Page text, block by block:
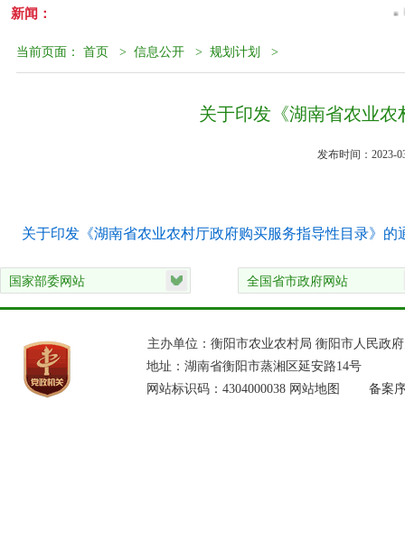
新闻：
当前页面： 首页 > 信息公开 > 规划计划 >
关于印发《湖南省农业
发布时间：2023-
关于印发《湖南省农业农村厅政府购买服务指导性目录》的
主办单位：衡阳市农业农村局 衡阳市人民政
地址：湖南省衡阳市蒸湘区延安路14号
网站标识码：4304000038 网站地图 备案